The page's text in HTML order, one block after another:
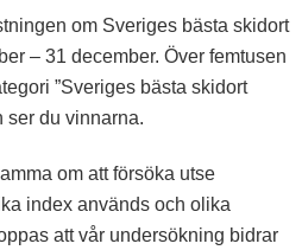
om Sveriges bästa skidort
– 31 december. Över femtusen
”Sveriges bästa skidort
ser du vinnarna.
om att försöka utse
index används och olika
att vår undersökning bidrar